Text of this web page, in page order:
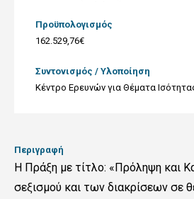
Προϋπολογισμός
162.529,76€
Συντονισμός / Υλοποίηση
Κέντρο Ερευνών για Θέματα
Περιγραφή
Η Πράξη με τίτλο: «Πρόληψη και
σεξισμού και των διακρίσεων σε